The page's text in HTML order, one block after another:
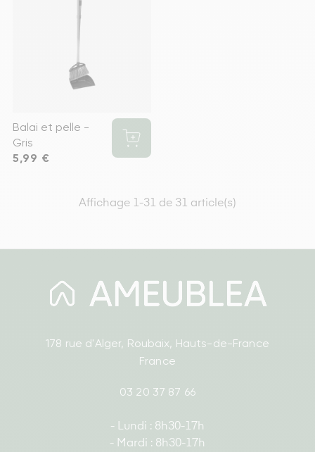
Balai et pelle -
Gris
Prix
5,99 €
Affichage 1-31 de 31 article(s)
178 rue d'Alger, Roubaix, Hauts-de-France
France
03 20 37 87 66
- Lundi : 8h30-17h
- Mardi : 8h30-17h